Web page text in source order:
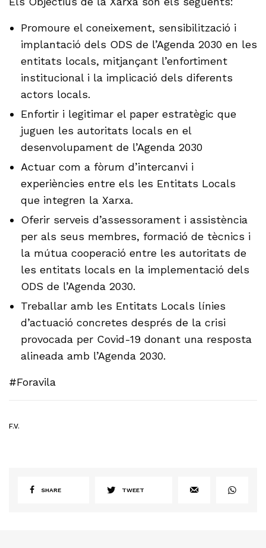
Promoure el coneixement, sensibilització i
implantació dels ODS de l’Agenda 2030 en les
entitats locals, mitjançant l’enfortiment
institucional i la implicació dels diferents
actors locals.
Enfortir i legitimar el paper estratègic que
juguen les autoritats locals en el
desenvolupament de l’Agenda 2030
Actuar com a fòrum d’intercanvi i
experiències entre els les Entitats Locals
que integren la Xarxa.
Oferir serveis d’assessorament i assistència
per als seus membres, formació de tècnics i
la mútua cooperació entre les autoritats de
les entitats locals en la implementació dels
ODS de l’Agenda 2030.
Treballar amb les Entitats Locals línies
d’actuació concretes després de la crisi
provocada per Covid-19 donant una resposta
alineada amb l’Agenda 2030.
#Foravila
F.V.
SHARE TWEET